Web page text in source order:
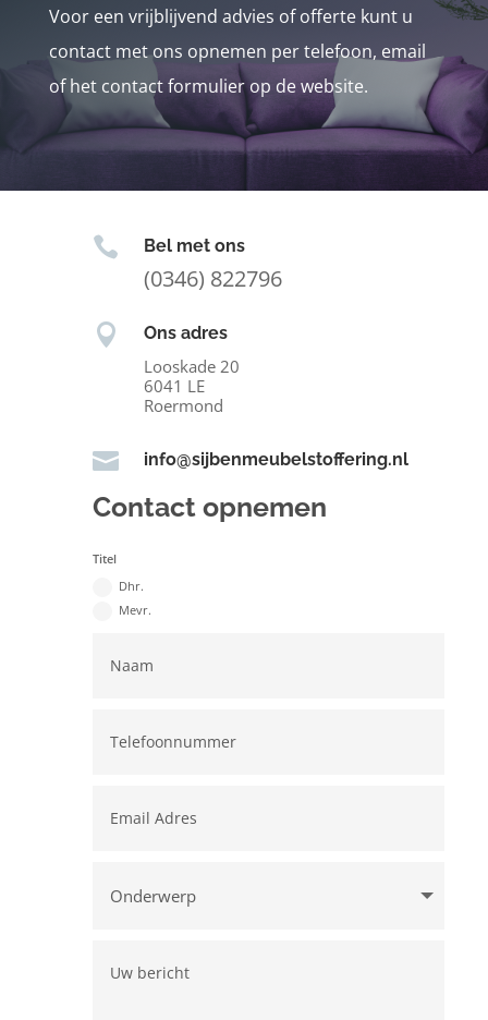
Voor een vrijblijvend advies of offerte kunt u
contact met ons opnemen per telefoon, email
of het contact formulier op de website.
 Bel met ons
(0346) 822796
 Ons adres
Looskade 20
6041 LE
Roermond
 info@sijbenmeubelstoffering.nl
Contact opnemen
Titel
Dhr.
Mevr.